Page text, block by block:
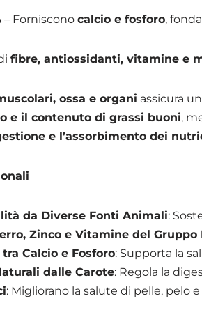
– Forniscono calcio e fosforo,
fibre, antiossidanti, vitamine e
ossa e organi assicura
e il contenuto di grassi buoni,
e l’assorbimento dei
da Diverse Fonti Animali:
Zinco e Vitamine del Gruppo
Calcio e Fosforo: Supporta la
dalle Carote: Regola la
: Migliorano la salute di pelle, pelo